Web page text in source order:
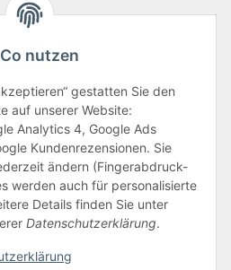
nutzen
gestatten Sie den
auf unserer Website:
Analytics 4, Google Ads
Kundenrezensionen. Sie
ändern (Fingerabdruck-
werden auch für personalisierte
Details finden Sie unter
Datenschutzerklärung.
widerrufen